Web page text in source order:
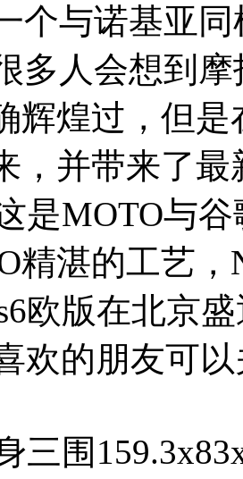
个与诺基亚
多人会想到
辉煌过，但
，并带来了
是MOTO与
精湛的工艺
欧版在北京
欢的朋友可
三围